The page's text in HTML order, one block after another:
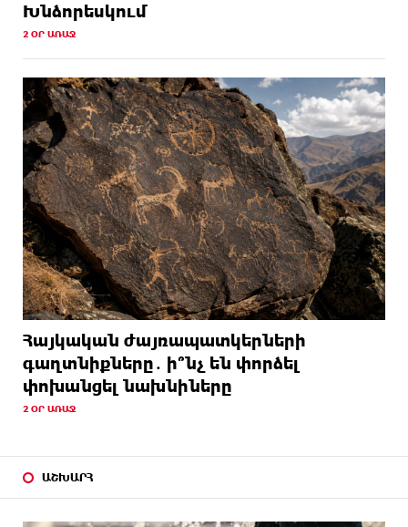
Խնձորեսկում
2 ՕՐ ԱՌԱՋ
Հայկական ժայռապատկերների
գաղտնիքները․ ի՞նչ են փորձել
փոխանցել նախնիները
2 ՕՐ ԱՌԱՋ
ԱՇԽԱՐՀ